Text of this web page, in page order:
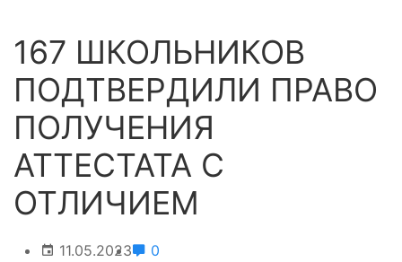
167 ШКОЛЬНИКОВ
ПОДТВЕРДИЛИ ПРАВО
ПОЛУЧЕНИЯ
АТТЕСТАТА С
ОТЛИЧИЕМ
11.05.2023 0